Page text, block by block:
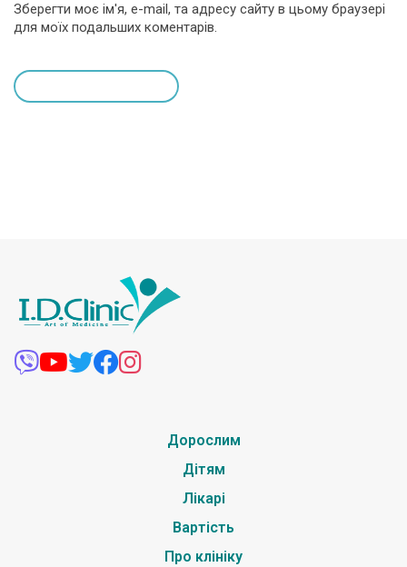
Зберегти моє ім'я, e-mail, та адресу сайту в цьому браузері
для моїх подальших коментарів.
Дорослим
Дітям
Лікарі
Вартість
Про клініку